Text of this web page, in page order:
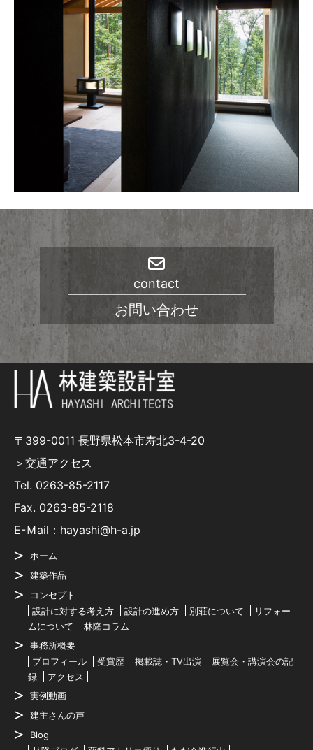
contact
お問い合わせ
〒399-0011 長野県松本市寿北3-4-20
＞交通アクセス
Tel. 0263-85-2117
Fax. 0263-85-2118
E-Ｍail：hayashi@h-a.jp
ホーム
建築作品
コンセプト
設計に対する考え方
設計の進め方 別荘について
リフォー
ムについて
林隆コラム
事務所概要
プロフィール
受賞歴 掲載誌・TV出演
展覧会・講演会の記
録
アクセス
実例動画
建主さんの声
Blog